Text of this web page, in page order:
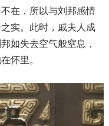
在，所以与刘邦感情
实。此时，戚夫人成
如失去空气般窒息，
怀里。